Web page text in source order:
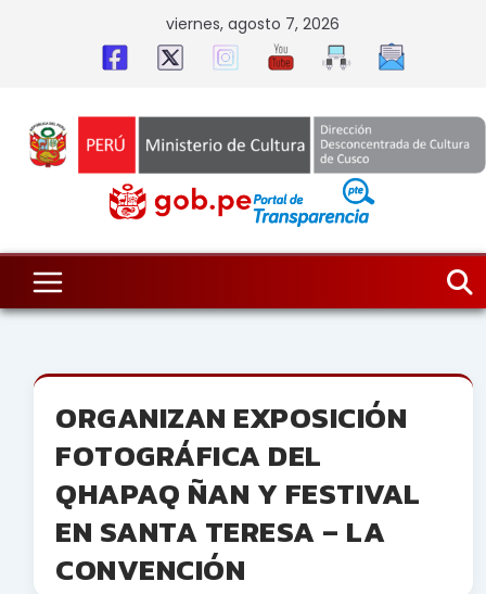
viernes, agosto 7, 2026
ORGANIZAN EXPOSICIÓN
FOTOGRÁFICA DEL
QHAPAQ ÑAN Y FESTIVAL
EN SANTA TERESA – LA
CONVENCIÓN